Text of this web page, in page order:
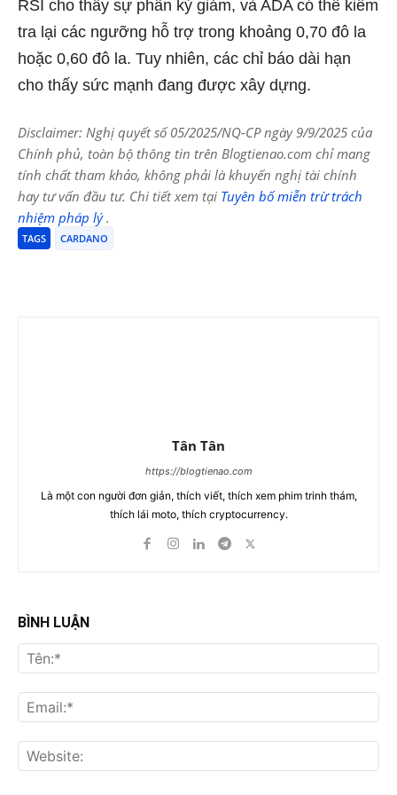
RSI cho thấy sự phân kỳ giảm, và ADA có thể kiểm
tra lại các ngưỡng hỗ trợ trong khoảng 0,70 đô la
hoặc 0,60 đô la. Tuy nhiên, các chỉ báo dài hạn
cho thấy sức mạnh đang được xây dựng.
Disclaimer: Nghị quyết số 05/2025/NQ-CP ngày 9/9/2025 của
Chính phủ, toàn bộ thông tin trên Blogtienao.com chỉ mang
tính chất tham khảo, không phải là khuyến nghị tài chính
hay tư vấn đầu tư. Chi tiết xem tại Tuyên bố miễn trừ trách
nhiệm pháp lý.
TAGS CARDANO
Tân Tân
https://blogtienao.com
Là một con người đơn giản, thích viết, thích xem phim trinh thám,
thích lái moto, thích cryptocurrency.
BÌNH LUẬN